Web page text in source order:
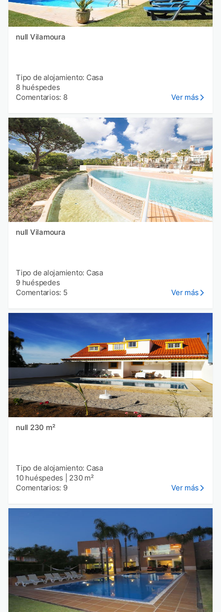
null Vilamoura
Tipo de alojamiento: Casa
8 huéspedes
Comentarios: 8
Ver más
null Vilamoura
Tipo de alojamiento: Casa
9 huéspedes
Comentarios: 5
Ver más
null 230 m²
Tipo de alojamiento: Casa
10 huéspedes
230 m²
Comentarios: 9
Ver más